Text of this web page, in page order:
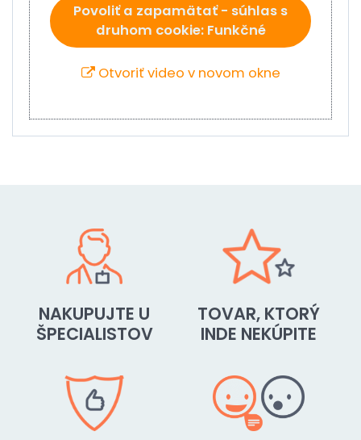
Povoliť a zapamätať - súhlas s
druhom cookie: Funkčné
Otvoriť video v novom okne
NAKUPUJTE U
ŠPECIALISTOV
TOVAR, KTORÝ
INDE NEKÚPITE